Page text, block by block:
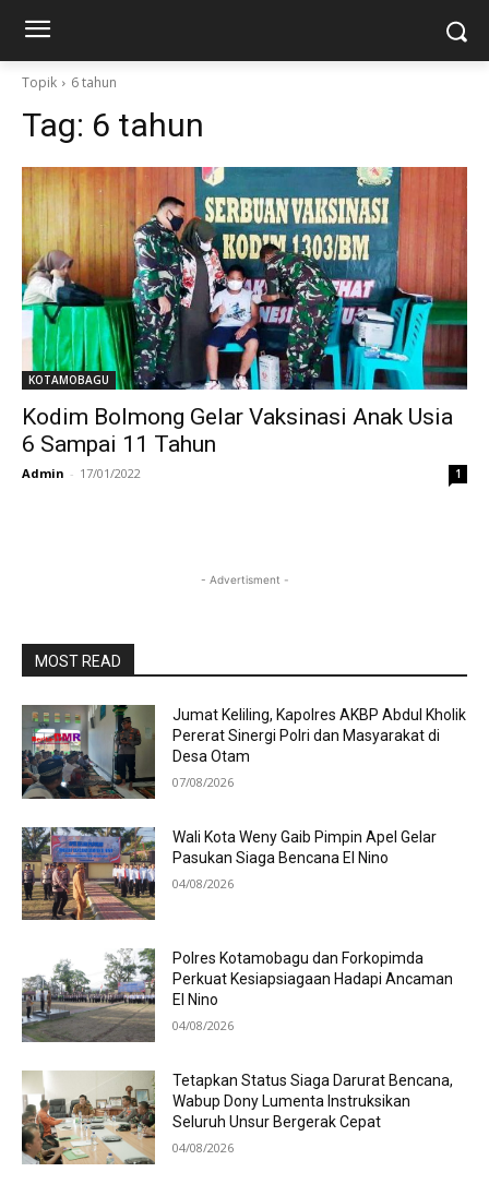
Topik 6 tahun
Tag: 6 tahun
KOTAMOBAGU
Kodim Bolmong Gelar Vaksinasi Anak Usia
6 Sampai 11 Tahun
Admin - 17/01/2022 1
- Advertisment -
MOST READ
Jumat Keliling, Kapolres AKBP Abdul Kholik
Pererat Sinergi Polri dan Masyarakat di
Desa Otam
07/08/2026
Wali Kota Weny Gaib Pimpin Apel Gelar
Pasukan Siaga Bencana El Nino
04/08/2026
Polres Kotamobagu dan Forkopimda
Perkuat Kesiapsiagaan Hadapi Ancaman
El Nino
04/08/2026
Tetapkan Status Siaga Darurat Bencana,
Wabup Dony Lumenta Instruksikan
Seluruh Unsur Bergerak Cepat
04/08/2026